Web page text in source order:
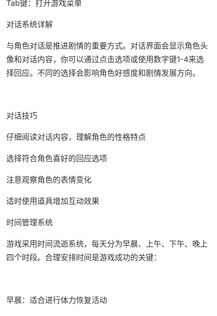
Tab键：打开游戏菜单
对话系统详解
与角色对话是推进剧情的重要方式。对话界面会显示角色头
像和对话内容，你可以通过点击选项或使用数字键1-4来选
择回应。不同的选择会影响角色好感度和剧情发展方向。
对话技巧
仔细阅读对话内容，理解角色的性格特点
选择符合角色喜好的回应选项
注意观察角色的表情变化
适时使用道具增加互动效果
时间管理系统
游戏采用时间流逝系统，每天分为早晨、上午、下午、晚上
四个时段。合理安排时间是游戏成功的关键：
早晨：适合进行体力恢复活动